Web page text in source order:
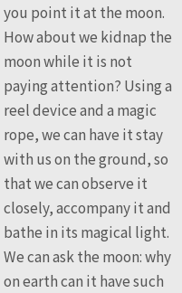
you point it at the moon.
How about we kidnap the
moon while it is not
paying attention? Using a
reel device and a magic
rope, we can have it stay
with us on the ground, so
that we can observe it
closely, accompany it and
bathe in its magical light.
We can ask the moon: why
on earth can it have such